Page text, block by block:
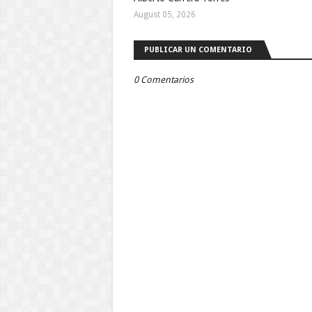
August 05, 2026
PUBLICAR UN COMENTARIO
0 Comentarios